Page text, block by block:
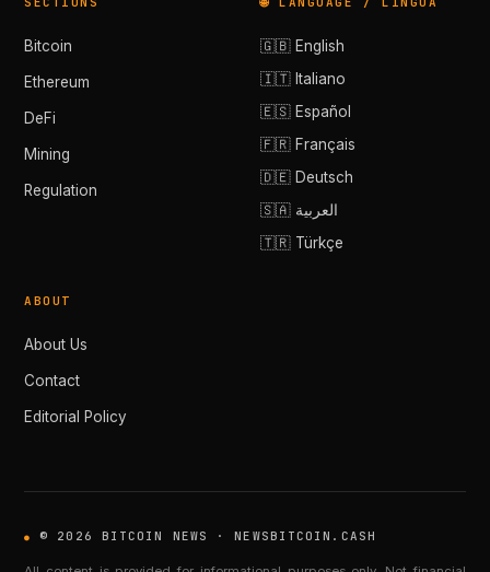
Bitcoin
Ethereum
DeFi
Mining
Regulation
🇬🇧 English
🇮🇹 Italiano
🇪🇸 Español
🇫🇷 Français
🇩🇪 Deutsch
🇸🇦 العربية
🇹🇷 Türkçe
ABOUT
About Us
Contact
Editorial Policy
© 2026 BITCOIN NEWS · NEWSBITCOIN.CASH